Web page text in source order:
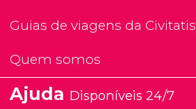
Guias de viagens da Civitatis
Quem somos
Ajuda Disponíveis 24/7